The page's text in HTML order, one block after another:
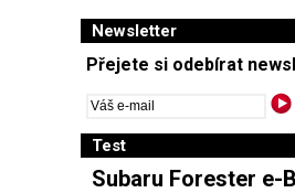
Newsletter
Přejete si odebírat
Test
Subaru Forester e-